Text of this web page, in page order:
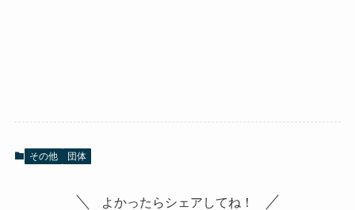
その他 団体
よかったらシェアしてね！